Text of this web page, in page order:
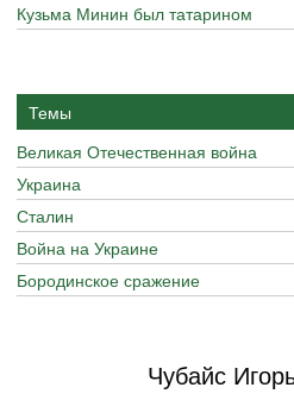
Кузьма Минин был татарином
Темы
Великая Отечественная война
Украина
Сталин
Война на Украине
Бородинское сражение
Чубайс